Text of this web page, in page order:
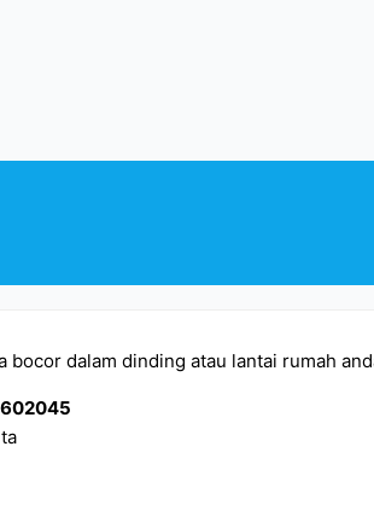
dalam dinding atau lantai rumah